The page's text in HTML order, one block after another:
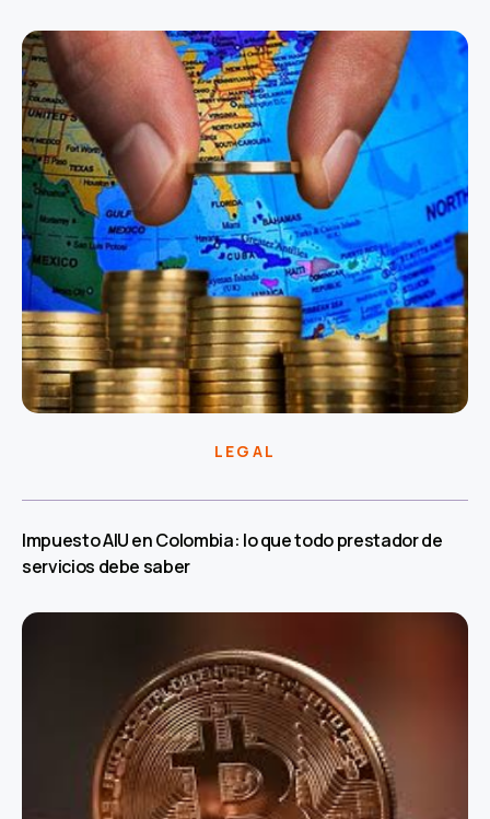
LEGAL
Impuesto AIU en Colombia: lo que todo prestador de
servicios debe saber